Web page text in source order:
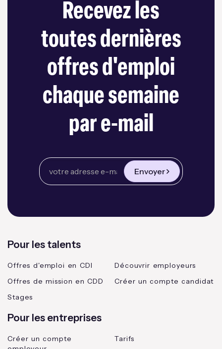
Recevez les
toutes dernières
offres d'emploi
chaque semaine
par e-mail
Envoyer
Pour les talents
Offres d'emploi en CDI
Offres de mission en CDD
Stages
Découvrir employeurs
Créer un compte candidat
Pour les entreprises
Créer un compte
Tarifs